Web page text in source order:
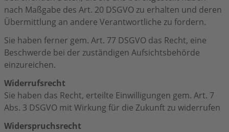
nach Maßgabe des Art. 20 DSGVO zu erhalten und deren
Übermittlung an andere Verantwortliche zu fordern.
Sie haben ferner gem. Art. 77 DSGVO das Recht, eine
Beschwerde bei der zuständigen Aufsichtsbehörde
einzureichen.
Widerrufsrecht
Sie haben das Recht, erteilte Einwilligungen gem. Art. 7
Abs. 3 DSGVO mit Wirkung für die Zukunft zu widerrufen
Widerspruchsrecht